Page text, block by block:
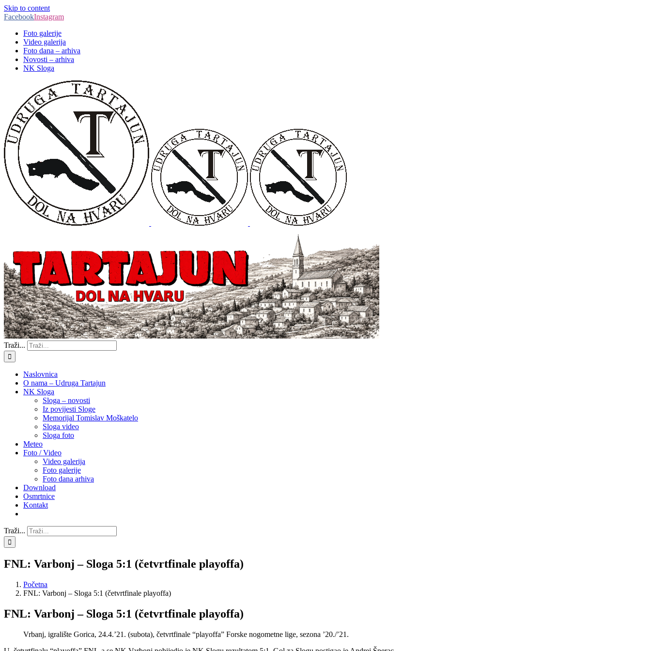
Skip to content
FacebookInstagram
Foto galerije
Video galerija
Foto dana – arhiva
Novosti – arhiva
NK Sloga
Traži...
Naslovnica
O nama – Udruga Tartajun
NK Sloga
Sloga – novosti
Iz povijesti Sloge
Memorijal Tomislav Moškatelo
Sloga video
Sloga foto
Meteo
Foto / Video
Video galerija
Foto galerije
Foto dana arhiva
Download
Osmrtnice
Kontakt
Traži...
FNL: Varbonj – Sloga 5:1 (četvrtfinale playoffa)
Početna
FNL: Varbonj – Sloga 5:1 (četvrtfinale playoffa)
FNL: Varbonj – Sloga 5:1 (četvrtfinale playoffa)
Vrbanj, igralište Gorica, 24.4.’21. (subota), četvrtfinale “playoffa” Forske nogometne lige, sezona ’20./’21.